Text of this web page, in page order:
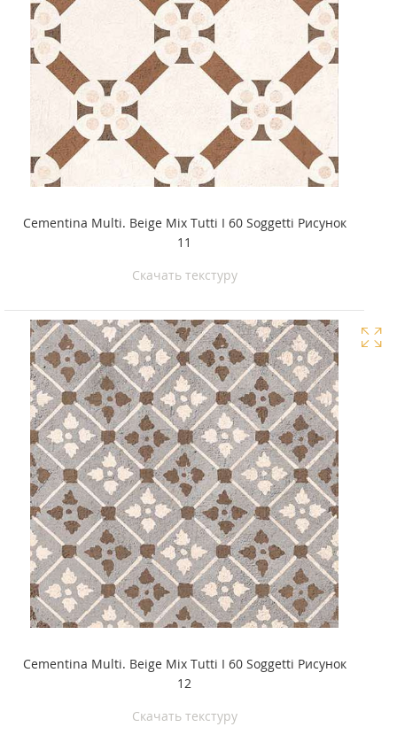
Cementina Multi. Beige Mix Tutti I 60 Soggetti Рисунок
11
Скачать текстуру
Cementina Multi. Beige Mix Tutti I 60 Soggetti Рисунок
12
Скачать текстуру